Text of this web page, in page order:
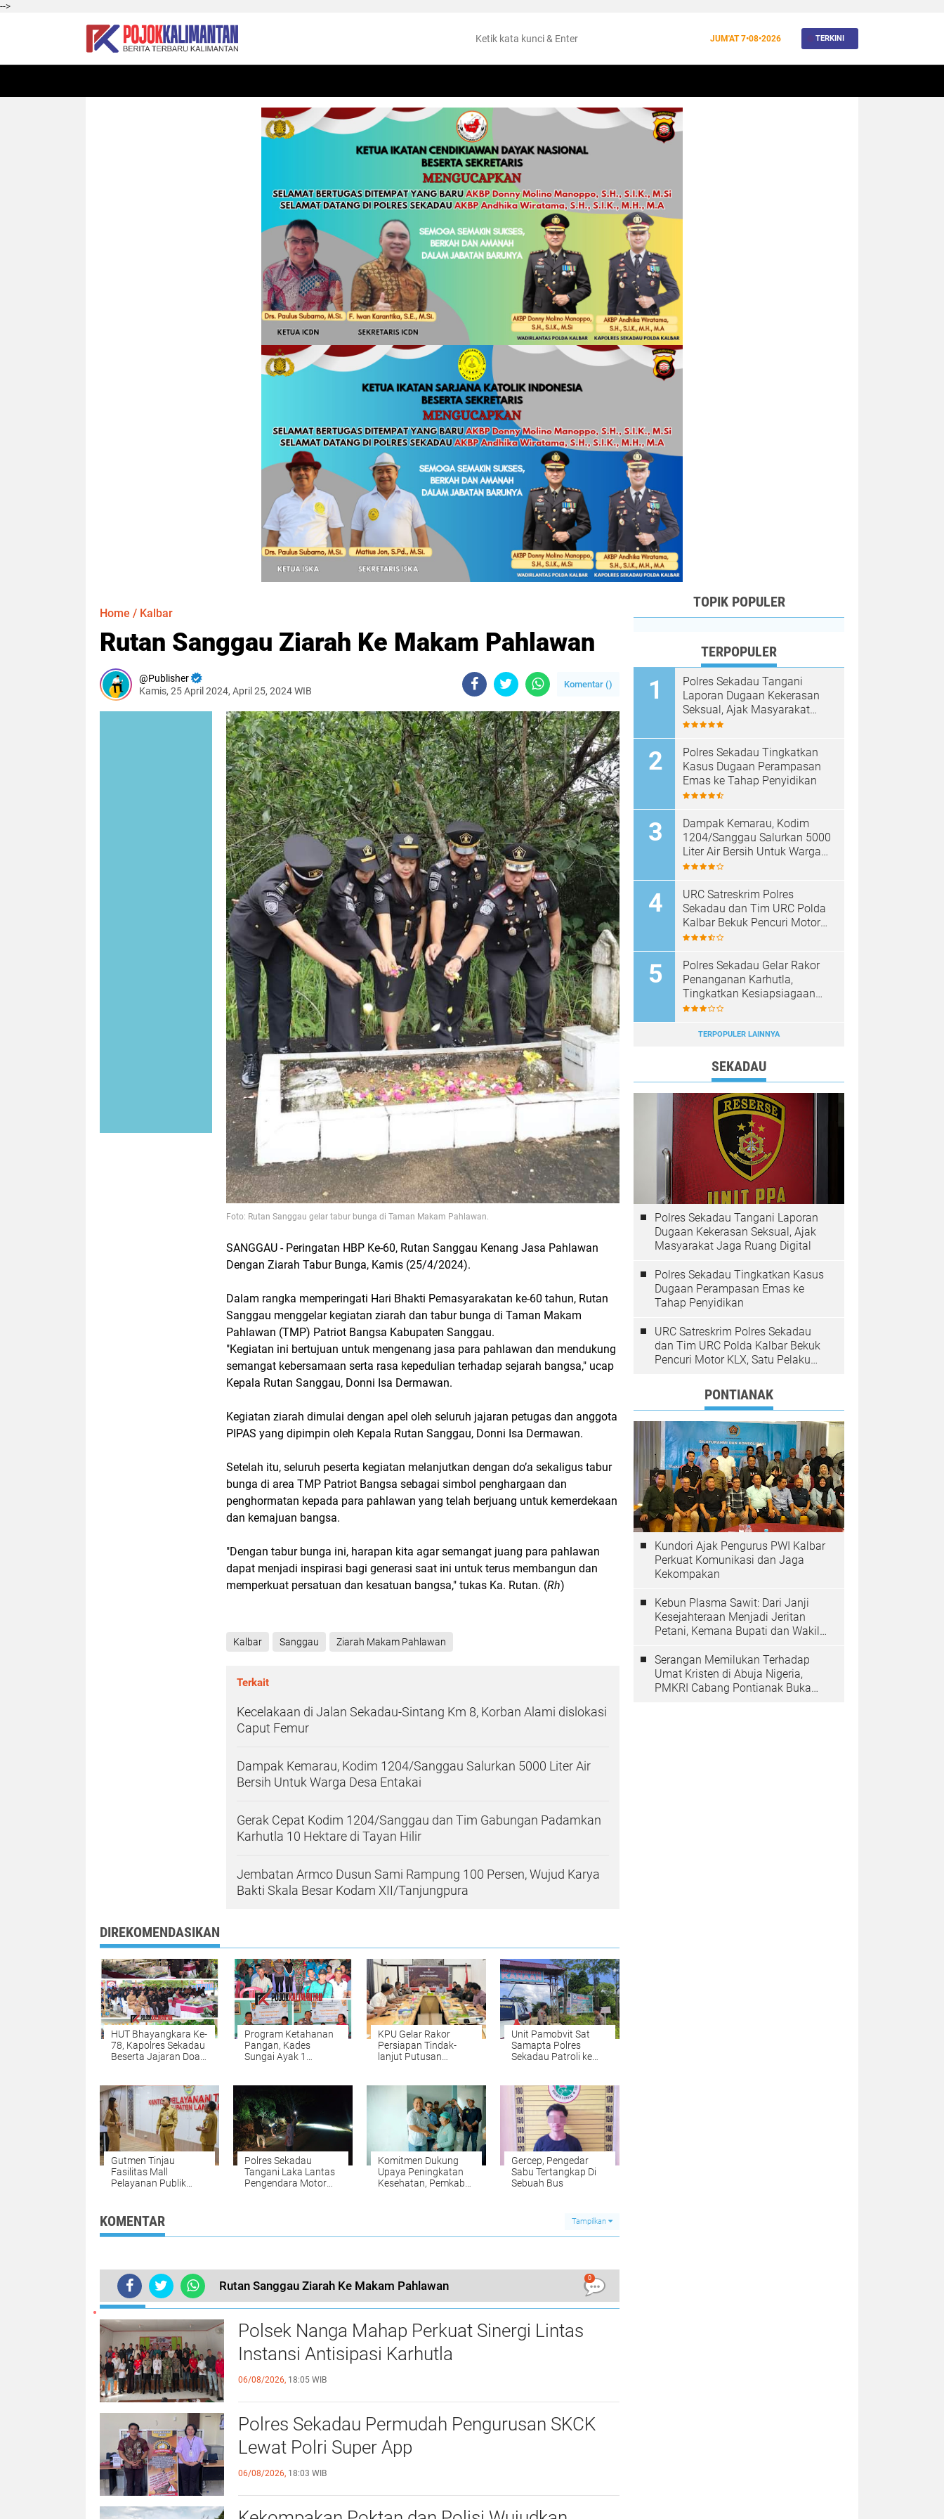
-->
JUM'AT7•08•2026 TERKINI
Home / Kalbar
Rutan Sanggau Ziarah Ke Makam Pahlawan
Publisher
Kamis, 25 April 2024, April 25, 2024 WIB
Komentar ()
Foto: Rutan Sanggau gelar tabur bunga di Taman Makam Pahlawan.
SANGGAU - Peringatan HBP Ke-60, Rutan Sanggau Kenang Jasa Pahlawan
Dengan Ziarah Tabur Bunga, Kamis (25/4/2024).
Dalam rangka memperingati Hari Bhakti Pemasyarakatan ke-60 tahun, Rutan
Sanggau menggelar kegiatan ziarah dan tabur bunga di Taman Makam
Pahlawan (TMP) Patriot Bangsa Kabupaten Sanggau.
"Kegiatan ini bertujuan untuk mengenang jasa para pahlawan dan mendukung
semangat kebersamaan serta rasa kepedulian terhadap sejarah bangsa," ucap
Kepala Rutan Sanggau, Donni Isa Dermawan.
Kegiatan ziarah dimulai dengan apel oleh seluruh jajaran petugas dan anggota
PIPAS yang dipimpin oleh Kepala Rutan Sanggau, Donni Isa Dermawan.
Setelah itu, seluruh peserta kegiatan melanjutkan dengan do’a sekaligus tabur
bunga di area TMP Patriot Bangsa sebagai simbol penghargaan dan
penghormatan kepada para pahlawan yang telah berjuang untuk kemerdekaan
dan kemajuan bangsa.
"Dengan tabur bunga ini, harapan kita agar semangat juang para pahlawan
dapat menjadi inspirasi bagi generasi saat ini untuk terus membangun dan
memperkuat persatuan dan kesatuan bangsa," tukas Ka. Rutan. (Rh)
Kalbar Sanggau Ziarah Makam Pahlawan
Terkait
Kecelakaan di Jalan Sekadau-Sintang Km 8, Korban Alami dislokasi
Caput Femur
Dampak Kemarau, Kodim 1204/Sanggau Salurkan 5000 Liter Air
Bersih Untuk Warga Desa Entakai
Gerak Cepat Kodim 1204/Sanggau dan Tim Gabungan Padamkan
Karhutla 10 Hektare di Tayan Hilir
Jembatan Armco Dusun Sami Rampung 100 Persen, Wujud Karya
Bakti Skala Besar Kodam XII/Tanjungpura
DIREKOMENDASIKAN
HUT Bhayangkara Ke-
78, Kapolres Sekadau
Beserta Jajaran Doa
Asuhan & Jukir
Program Ketahanan
Pangan, Kades
Sungai Ayak 1
KPU Gelar Rakor
Persiapan Tindak-
lanjut Putusan
Unit Pamobvit Sat
Samapta Polres
Sekadau Patroli ke
Gutmen Tinjau
Fasilitas Mall
Pelayanan Publik
Polres Sekadau
Tangani Laka Lantas
Pengendara Motor
Komitmen Dukung
Upaya Peningkatan
Kesehatan, Pemkab
Gercep, Pengedar
Sabu Tertangkap Di
Sebuah Bus
KOMENTAR Tampilkan
Rutan Sanggau Ziarah Ke Makam Pahlawan
0
TERKINI
Polsek Nanga Mahap Perkuat Sinergi Lintas
Instansi Antisipasi Karhutla
06/08/2026, 18:05 WIB
Polres Sekadau Permudah Pengurusan SKCK
Lewat Polri Super App
06/08/2026, 18:03 WIB
TOPIK POPULER
TERPOPULER
Polres Sekadau Tangani
Laporan Dugaan Kekerasan
Seksual, Ajak Masyarakat
Jaga Ruang Digital
Polres Sekadau Tingkatkan
Kasus Dugaan Perampasan
Emas ke Tahap Penyidikan
Dampak Kemarau, Kodim
1204/Sanggau Salurkan 5000
Liter Air Bersih Untuk Warga
Desa Entakai
URC Satreskrim Polres
Sekadau dan Tim URC Polda
Kalbar Bekuk Pencuri Motor
KLX, Satu Pelaku Masih
Polres Sekadau Gelar Rakor
Penanganan Karhutla,
Tingkatkan Kesiapsiagaan
Jajaran
TERPOPULER LAINNYA
SEKADAU
Polres Sekadau Tangani Laporan
Dugaan Kekerasan Seksual, Ajak
Masyarakat Jaga Ruang Digital
Polres Sekadau Tingkatkan Kasus
Dugaan Perampasan Emas ke
Tahap Penyidikan
URC Satreskrim Polres Sekadau
dan Tim URC Polda Kalbar Bekuk
Pencuri Motor KLX, Satu Pelaku
PONTIANAK
Kundori Ajak Pengurus PWI Kalbar
Perkuat Komunikasi dan Jaga
Kekompakan
Kebun Plasma Sawit: Dari Janji
Kesejahteraan Menjadi Jeritan
Petani, Kemana Bupati dan Wakil
Serangan Memilukan Terhadap
Umat Kristen di Abuja Nigeria,
PMKRI Cabang Pontianak Buka